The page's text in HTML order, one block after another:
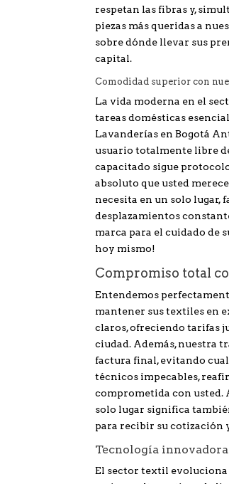
respetan las fibras y,
piezas más queridas a
sobre dónde llevar sus
capital.
Comodidad superior con
La vida moderna en el
tareas domésticas
Lavanderías en Bogotá
usuario totalmente libre
capacitado sigue
absoluto que usted
necesita en un solo lugar,
desplazamientos
marca para el cuidado de
hoy mismo!
Compromiso total
Entendemos
mantener sus textiles en
claros, ofreciendo tarifas
ciudad. Además, nuestra
factura final, evitando
técnicos impecables,
comprometida con usted.
solo lugar significa
para recibir su cotización
Tecnología
El sector textil evoluciona